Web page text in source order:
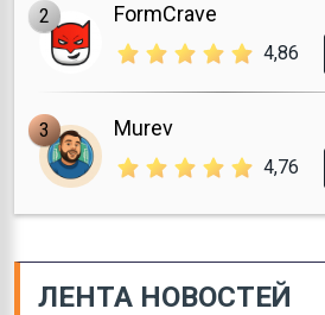
2 FormCrave
4,86
3 Murev
4,76
ЛЕНТА НОВОСТЕЙ